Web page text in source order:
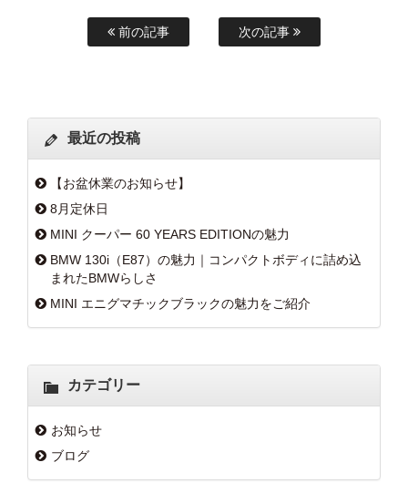
前の記事 次の記事
最近の投稿
【お盆休業のお知らせ】
8月定休日
MINI クーパー 60 YEARS EDITIONの魅力
BMW 130i（E87）の魅力｜コンパクトボディに詰め込
まれたBMWらしさ
MINI エニグマチックブラックの魅力をご紹介
カテゴリー
お知らせ
ブログ